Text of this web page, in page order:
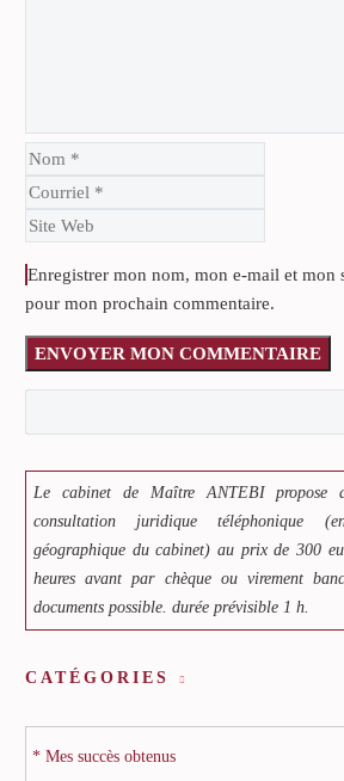
Enregistrer mon nom, mon e-mail et mon
pour mon prochain commentaire.
ENVOYER MON COMMENTAIRE
Le cabinet de Maître ANTEBI propose
consultation juridique téléphonique
géographique du cabinet) au prix de 300
heures avant par chèque ou virement
documents possible. durée prévisible 1 h.
CATÉGORIES
* Mes succès obtenus